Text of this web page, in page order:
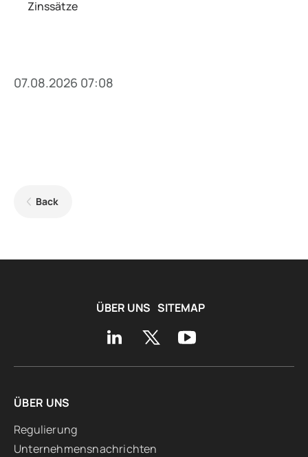
Zinssätze
07.08.2026 07:08
Back
ÜBER UNS SITEMAP
ÜBER UNS
Regulierung
Unternehmensnachrichten